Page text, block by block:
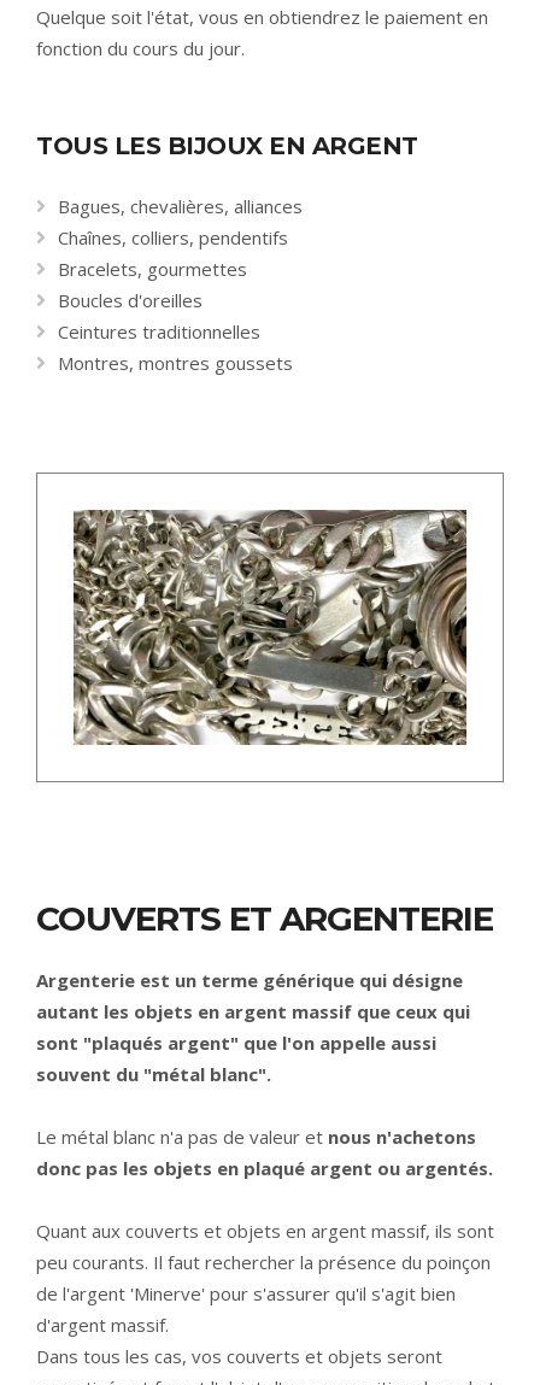
Quelque soit l'état, vous en obtiendrez le paiement en
fonction du cours du jour.
TOUS LES BIJOUX EN ARGENT
Bagues, chevalières, alliances
Chaînes, colliers, pendentifs
Bracelets, gourmettes
Boucles d'oreilles
Ceintures traditionnelles
Montres, montres goussets
COUVERTS ET ARGENTERIE
Argenterie est un terme générique qui désigne
autant les objets en argent massif que ceux qui
sont "plaqués argent" que l'on appelle aussi
souvent du "métal blanc".
Le métal blanc n'a pas de valeur et nous n'achetons
donc pas les objets en plaqué argent ou argentés.
Quant aux couverts et objets en argent massif, ils sont
peu courants. Il faut rechercher la présence du poinçon
de l'argent 'Minerve' pour s'assurer qu'il s'agit bien
d'argent massif.
Dans tous les cas, vos couverts et objets seront